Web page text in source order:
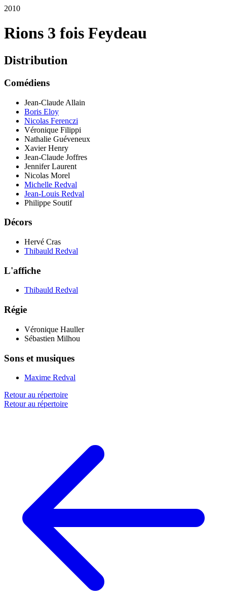
2010
Rions 3 fois Feydeau
Distribution
Comédiens
Jean-Claude Allain
Boris Eloy
Nicolas Ferenczi
Véronique Filippi
Nathalie Guéveneux
Xavier Henry
Jean-Claude Joffres
Jennifer Laurent
Nicolas Morel
Michelle Redval
Jean-Louis Redval
Philippe Soutif
Décors
Hervé Cras
Thibauld Redval
L'affiche
Thibauld Redval
Régie
Véronique Hauller
Sébastien Milhou
Sons et musiques
Maxime Redval
Retour au répertoire
Retour au répertoire